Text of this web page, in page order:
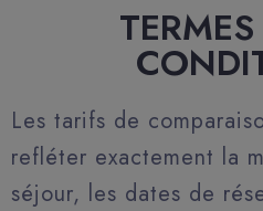
Les tarifs de
refléter exactement la
séjour, les dates de